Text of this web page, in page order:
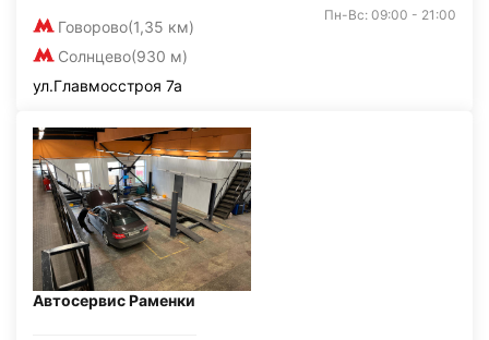
Говорово(1,35 км)
Солнцево(930 м)
Пн-Вс: 09:00 - 21:00
ул.Главмосстроя 7а
Автосервис Раменки